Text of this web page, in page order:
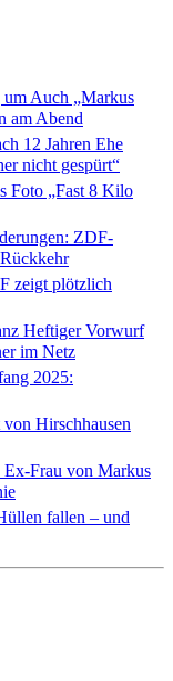
um Auch „Markus
am Abend
12 Jahren Ehe
nicht gespürt“
Foto „Fast 8 Kilo
ZDF-
zeigt plötzlich
Heftiger Vorwurf
im Netz
2025:
Hirschhausen
Ex-Frau von Markus
fallen – und